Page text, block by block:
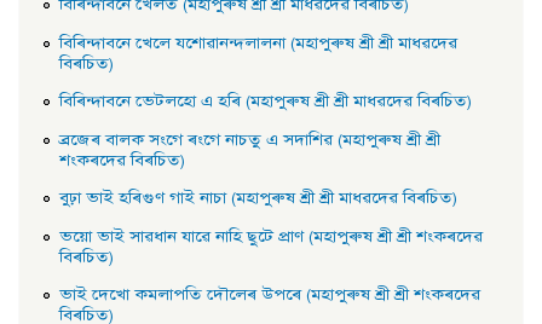
বিৰিন্দাবনে খেলত (মহাপুৰুষ শ্ৰী শ্ৰী মাধৱদেৱ বিৰচিত)
বিৰিন্দাবনে খেলে যশােৱানন্দলালনা (মহাপুৰুষ শ্ৰী শ্ৰী মাধৱদেৱ
বিৰচিত)
বিৰিন্দাবনে ভেটলহাে এ হৰি (মহাপুৰুষ শ্ৰী শ্ৰী মাধৱদেৱ বিৰচিত)
ব্ৰজেৰ বালক সংগে ৰংগে নাচতু এ সদাশিৱ (মহাপুৰুষ শ্ৰী শ্ৰী
শংকৰদেৱ বিৰচিত)
বুঢ়া ভাই হৰিগুণ গাই নাচা (মহাপুৰুষ শ্ৰী শ্ৰী মাধৱদেৱ বিৰচিত)
ভয়াে ভাই সাৱধান যাৱে নাহি ছুটে প্রাণ (মহাপুৰুষ শ্ৰী শ্ৰী শংকৰদেৱ
বিৰচিত)
ভাই দেখাে কমলাপতি দৌলেৰ উপৰে (মহাপুৰুষ শ্ৰী শ্ৰী শংকৰদেৱ
বিৰচিত)